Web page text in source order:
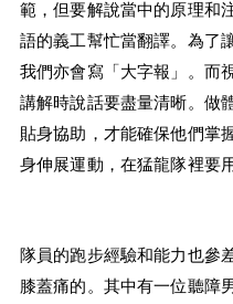
範，但要解說當中的原理和
語的義工幫忙當翻譯。為了
我們亦會寫「大字報」。而
講解時說話要盡量清晰。做
貼身協助，才能確保他們掌
身伸展運動，在猛龍隊裡要
隊員的跑步經驗和能力也參
膝蓋痛的。其中有一位聽障